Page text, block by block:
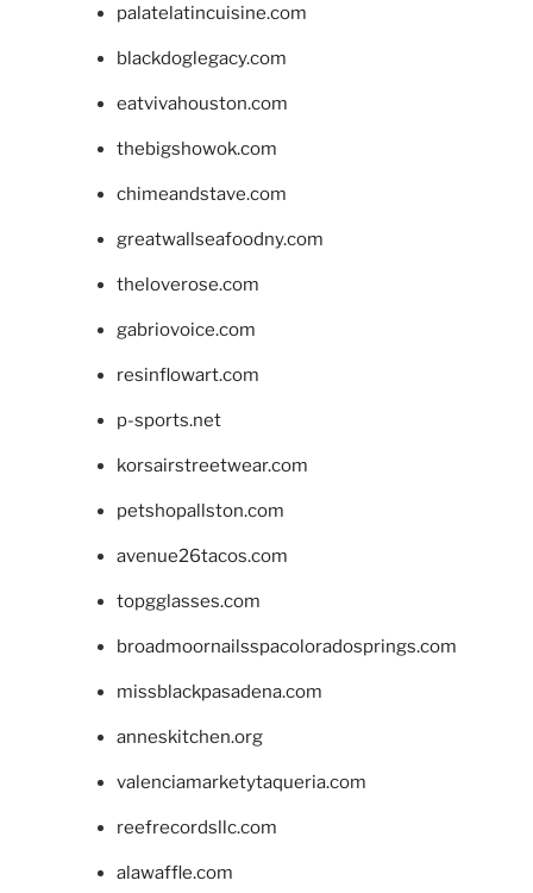
palatelatincuisine.com
blackdoglegacy.com
eatvivahouston.com
thebigshowok.com
chimeandstave.com
greatwallseafoodny.com
theloverose.com
gabriovoice.com
resinflowart.com
p-sports.net
korsairstreetwear.com
petshopallston.com
avenue26tacos.com
topgglasses.com
broadmoornailsspacoloradosprings.com
missblackpasadena.com
anneskitchen.org
valenciamarketytaqueria.com
reefrecordsllc.com
alawaffle.com